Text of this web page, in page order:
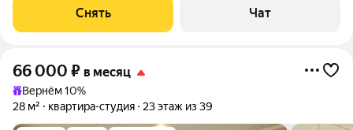
Холодильник Посудомоечная машина Кондиционер
Микроволновка Дом - монолитный,
Снять Чат
66 000 ₽ в месяц
Вернём 10%
28 м²
квартира-студия 23 этаж из 39